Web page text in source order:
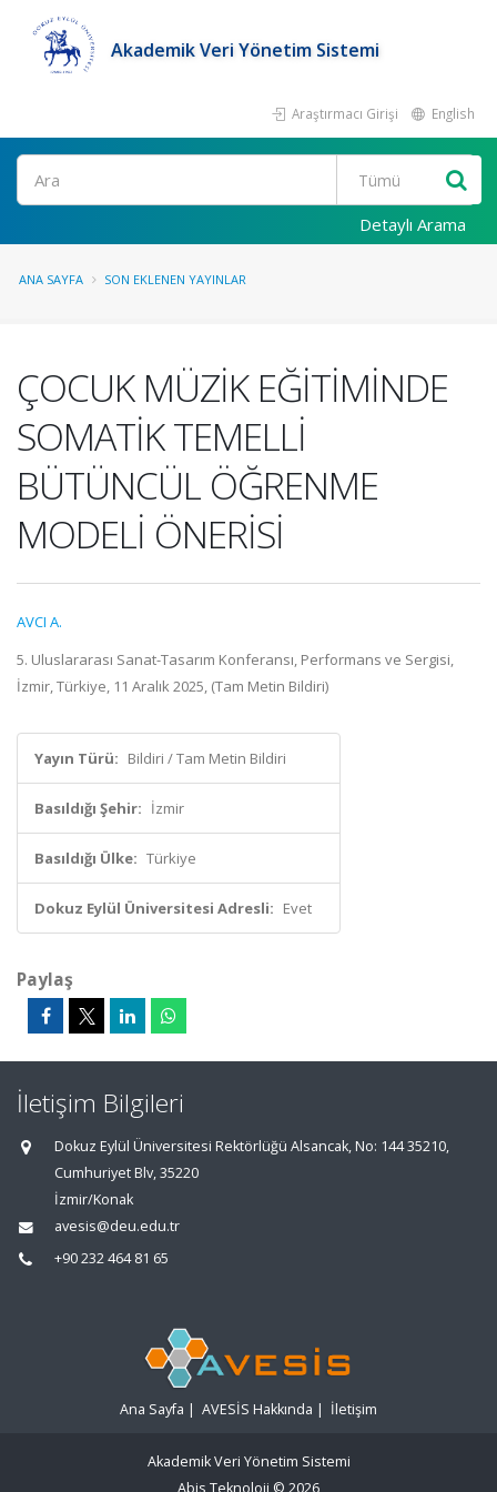
Akademik Veri Yönetim Sistemi
Araştırmacı Girişi English
Ara
Detaylı Arama
ANA SAYFA SON EKLENEN YAYINLAR
ÇOCUK MÜZİK EĞİTİMİNDE
SOMATİK TEMELLİ
BÜTÜNCÜL ÖĞRENME
MODELİ ÖNERİSİ
AVCI A.
5. Uluslararası Sanat-Tasarım Konferansı, Performans ve Sergisi,
İzmir, Türkiye, 11 Aralık 2025, (Tam Metin Bildiri)
Yayın Türü: Bildiri / Tam Metin Bildiri
Basıldığı Şehir: İzmir
Basıldığı Ülke: Türkiye
Dokuz Eylül Üniversitesi Adresli: Evet
Paylaş
İletişim Bilgileri
Dokuz Eylül Üniversitesi Rektörlüğü Alsancak, No: 144 35210,
Cumhuriyet Blv, 35220
İzmir/Konak
avesis@deu.edu.tr
+90 232 464 81 65
Ana Sayfa | AVESİS Hakkında | İletişim
Akademik Veri Yönetim Sistemi
Abis Teknoloji © 2026